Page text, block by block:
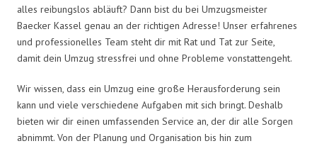
alles reibungslos abläuft? Dann bist du bei Umzugsmeister
Baecker Kassel genau an der richtigen Adresse! Unser erfahrenes
und professionelles Team steht dir mit Rat und Tat zur Seite,
damit dein Umzug stressfrei und ohne Probleme vonstattengeht.
Wir wissen, dass ein Umzug eine große Herausforderung sein
kann und viele verschiedene Aufgaben mit sich bringt. Deshalb
bieten wir dir einen umfassenden Service an, der dir alle Sorgen
abnimmt. Von der Planung und Organisation bis hin zum